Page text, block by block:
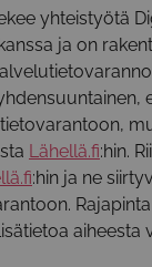
yhteistyötä
ja on
Lähellä.fi:hin.
:hin ja ne
aiheesta